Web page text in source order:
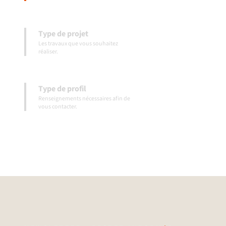
Type de projet
Les travaux que vous souhaitez
réaliser.
Type de profil
Renseignements nécessaires afin de
vous contacter.